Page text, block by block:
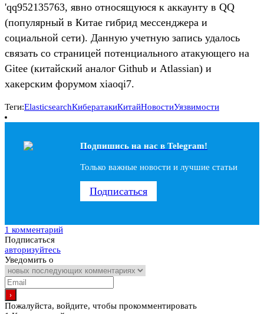
'qq952135763, явно относящуюся к аккаунту в QQ
(популярный в Китае гибрид мессенджера и
социальной сети). Данную учетную запись удалось
связать со страницей потенциального атакующего на
Gitee (китайский аналог Github и Atlassian) и
хакерским форумом xiaoqi7.
Теги:ElasticsearchКибератакиКитайНовостиУязвимости
Подпишись на наc в Telegram!
Только важные новости и лучшие статьи
Подписаться
1 комментарий
Подписаться
авторизуйтесь
Уведомить о
Пожалуйста, войдите, чтобы прокомментировать